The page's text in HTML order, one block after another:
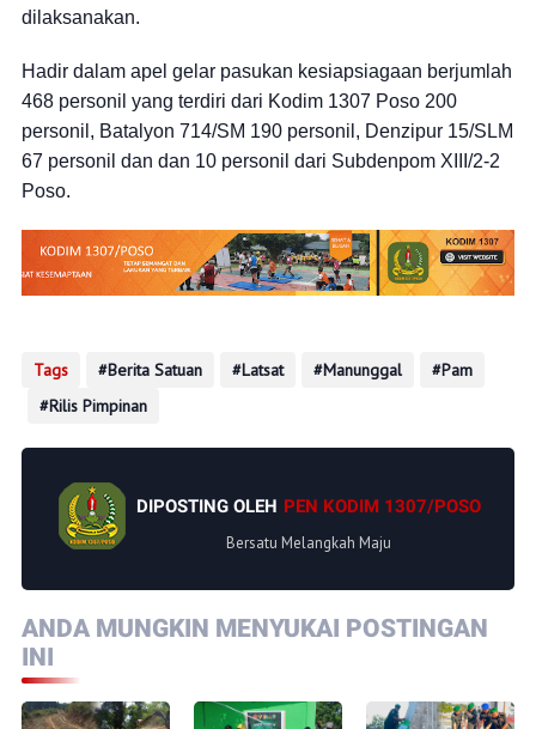
dilaksanakan.
Hadir dalam apel gelar pasukan kesiapsiagaan berjumlah
468 personil yang terdiri dari Kodim 1307 Poso 200
personil, Batalyon 714/SM 190 personil, Denzipur 15/SLM
67 personil dan dan 10 personil dari Subdenpom XIII/2-2
Poso.
Tags Berita Satuan Latsat Manunggal
Pam
Rilis Pimpinan
DIPOSTING OLEH PEN KODIM 1307/POSO
Bersatu Melangkah Maju
ANDA MUNGKIN MENYUKAI POSTINGAN
INI